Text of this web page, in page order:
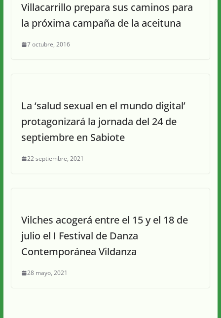
Villacarrillo prepara sus caminos para
la próxima campaña de la aceituna
7 octubre, 2016
La ‘salud sexual en el mundo digital’
protagonizará la jornada del 24 de
septiembre en Sabiote
22 septiembre, 2021
Vilches acogerá entre el 15 y el 18 de
julio el I Festival de Danza
Contemporánea Vildanza
28 mayo, 2021